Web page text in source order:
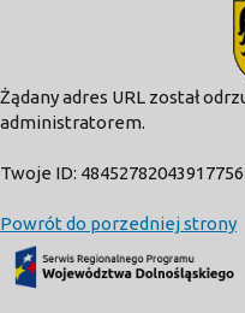
Żądany adres URL został
administratorem.
Twoje ID:
Powrót do porzedniej strony